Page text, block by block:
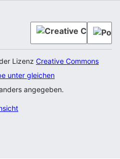
Lizenz Creative Commons
unter gleichen
angegeben.